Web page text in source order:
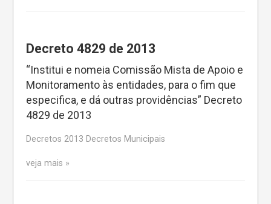
Decreto 4829 de 2013
“Institui e nomeia Comissão Mista de Apoio e
Monitoramento às entidades, para o fim que
especifica, e dá outras providências” Decreto
4829 de 2013
Decretos 2013 Decretos Municipais
veja mais